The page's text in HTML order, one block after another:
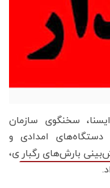
سخنگوی سازمان
دستگاه‌های امدادی و
بارش‌های رگبار ی،